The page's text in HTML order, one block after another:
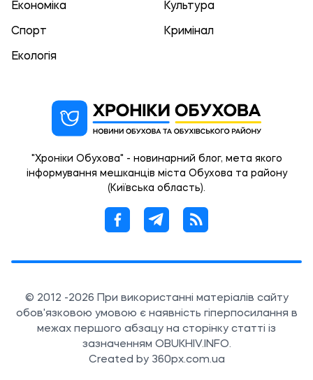
Економіка Культура
Спорт Кримінал
Екологія
"Хроніки Обухова" - новинарний блог, мета якого
інформування мешканців міста Обухова та району
(Київська область).
© 2012 -2026 При використанні матеріалів сайту
обов'язковою умовою є наявність гіперпосилання в
межах першого абзацу на сторінку статті із
зазначенням OBUKHIV.INFO.
Created by 360px.com.ua